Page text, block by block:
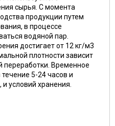
сырья. С момента
продукции путем
в процессе
водяной пар.
достигает от 12 кг/м3
плотности зависит
переработки. Временное
5-24 часов и
условий хранения.